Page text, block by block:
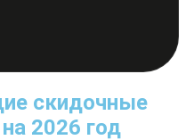
скидочные
2026 год